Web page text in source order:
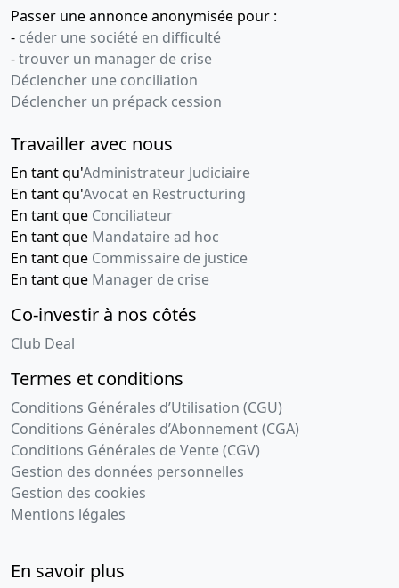
Passer une annonce anonymisée pour :
- céder une société en difficulté
-trouver un manager de crise
Déclencher une conciliation
Déclencher un prépack cession
Travailler avec nous
En tant qu'Administrateur Judiciaire
En tant qu'Avocat en Restructuring
En tant que Conciliateur
En tant que Mandataire ad hoc
En tant que Commissaire de justice
En tant que Manager de crise
Co-investir à nos côtés
Club Deal
Termes et conditions
Conditions Générales d’Utilisation (CGU)
Conditions Générales d’Abonnement (CGA)
Conditions Générales de Vente (CGV)
Gestion des données personnelles
Gestion des cookies
Mentions légales
En savoir plus